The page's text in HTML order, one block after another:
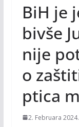
BiH je
bivše
nije
o
ptica
2. Februara 2024.